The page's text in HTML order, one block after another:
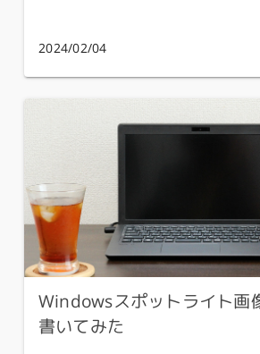
2024/02/04
Windowsスポットライト画
書いてみた